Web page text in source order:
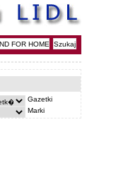
Gazetki
Marki